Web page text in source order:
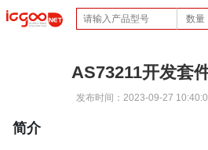
AS73211开发套
发布时间：2023-09-27
简介